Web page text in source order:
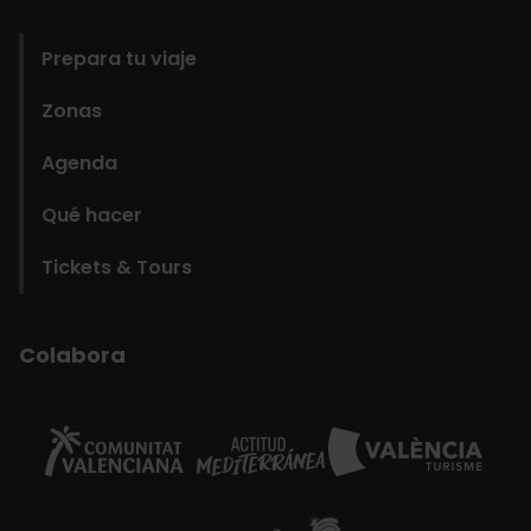
Prepara tu viaje
Zonas
Agenda
Qué hacer
Tickets & Tours
Colabora